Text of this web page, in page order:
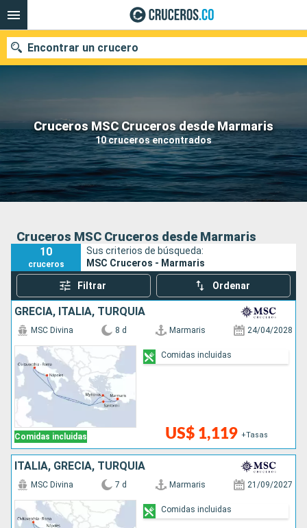
Cruceros MSC Cruceros desde Marmaris
10 cruceros encontrados
Encontrar un crucero
Fecha de salida
Buscar
Cruceros MSC Cruceros desde Marmaris
10
cruceros
Sus criterios de búsqueda:
MSC Cruceros - Marmaris
Filtrar Ordenar
GRECIA, ITALIA, TURQUÍA
Comidas incluidas
MSC Divina 8 d Marmaris 24/04/2028
US$ 1,119 +Tasas
Comidas incluidas
ITALIA, GRECIA, TURQUÍA
MSC Divina 7 d Marmaris 21/09/2027
Comidas incluidas